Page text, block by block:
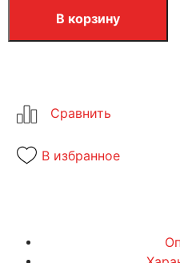
В корзину
В избранное